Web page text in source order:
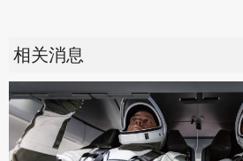
相关消息